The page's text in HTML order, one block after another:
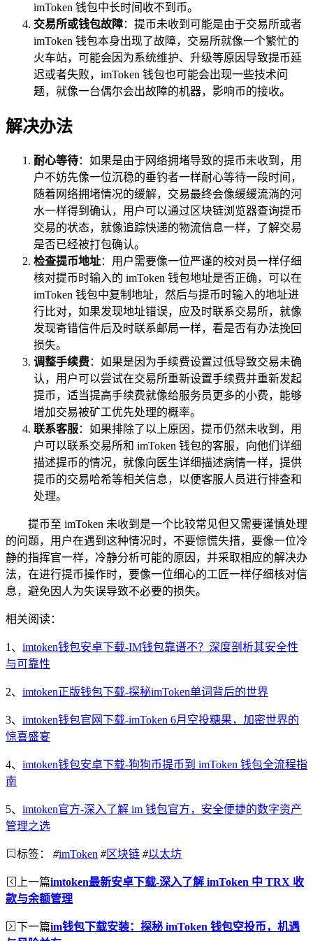
imToken 钱包中长时间收不到币。
交易所或钱包故障：提币未收到可能是由于交易所或者
imToken 钱包本身出现了故障，交易所就像一个繁忙的
火车站，可能会因为系统维护、升级等原因导致提币延
迟或者失败，imToken 钱包也可能会出现一些技术问
题，就像一台偶尔会出故障的机器，影响币的接收。
解决办法
耐心等待：如果是由于网络拥堵导致的提币未收到，用
户不妨先像一位沉稳的垂钓者一样耐心等待一段时间，
随着网络拥堵情况的缓解，交易最终会像缓缓流淌的河
水一样得到确认，用户可以通过区块链浏览器查询提币
交易的状态，就像追踪快递的物流信息一样，了解交易
是否已经被打包确认。
检查提币地址：用户需要像一位严谨的校对员一样仔细
核对提币时输入的 imToken 钱包地址是否正确，可以在
imToken 钱包中复制地址，然后与提币时输入的地址进
行比对，如果发现地址错误，应及时联系交易所，就像
发现寄错信件后及时联系邮局一样，看是否有办法挽回
损失。
调整手续费：如果是因为手续费设置过低导致交易未确
认，用户可以尝试在交易所重新设置手续费并重新发起
提币，适当提高手续费就像给服务员更多的小费，能够
增加交易被矿工优先处理的概率。
联系客服：如果排除了以上原因，提币仍然未收到，用
户可以联系交易所和 imToken 钱包的客服，向他们详细
描述提币的情况，就像向医生详细描述病情一样，提供
提币的交易哈希等相关信息，以便客服人员进行排查和
处理。
提币至 imToken 未收到是一个比较常见但又需要谨慎处理
的问题，用户在遇到这种情况时，不要惊慌失措，要像一位冷
静的指挥官一样，冷静分析可能的原因，并采取相应的解决办
法，在进行提币操作时，要像一位细心的工匠一样仔细核对信
息，避免因人为失误导致不必要的损失。
相关阅读：
1、 imtoken钱包安卓下载-IM钱包靠谱不？深度剖析其安全性
与可靠性
2、 imtoken正版钱包下载-探秘imToken单词背后的世界
3、 imtoken钱包官网下载-imToken 6月空投糖果，加密世界的
惊喜盛宴
4、 imtoken钱包安卓下载-狗狗币提币到 imToken 钱包全流程指
南
5、 imtoken官方-深入了解 im 钱包官方，安全便捷的数字资产
管理之选
标签： #imToken #区块链 #以太坊
上一篇imtoken最新安卓下载-深入了解 imToken 中 TRX 收
款与余额管理
下一篇im钱包下载安装：探秘 imToken 钱包空投币，机遇